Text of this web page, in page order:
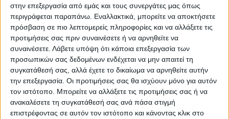
στην επεξεργασία από εμάς και τους συνεργάτες μας όπως
περιγράφεται παραπάνω. Εναλλακτικά, μπορείτε να αποκτήσετε
πρόσβαση σε πιο λεπτομερείς πληροφορίες και να αλλάξετε τις
προτιμήσεις σας πριν συναινέσετε ή να αρνηθείτε να
συναινέσετε. Λάβετε υπόψη ότι κάποια επεξεργασία των
προσωπικών σας δεδομένων ενδέχεται να μην απαιτεί τη
συγκατάθεσή σας, αλλά έχετε το δικαίωμα να αρνηθείτε αυτήν
την επεξεργασία. Οι προτιμήσεις σας θα ισχύουν μόνο για αυτόν
τον ιστότοπο. Μπορείτε να αλλάξετε τις προτιμήσεις σας ή να
ανακαλέσετε τη συγκατάθεσή σας ανά πάσα στιγμή
επιστρέφοντας σε αυτόν τον ιστότοπο και κάνοντας κλικ στο